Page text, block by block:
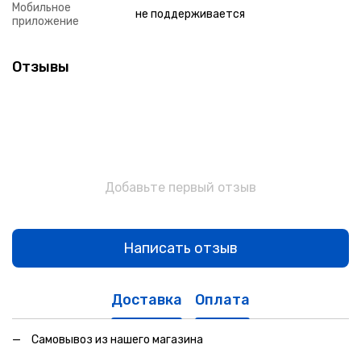
Мобильное
приложение
не поддерживается
Отзывы
Добавьте первый отзыв
Написать отзыв
Доставка Оплата
Самовывоз из нашего магазина